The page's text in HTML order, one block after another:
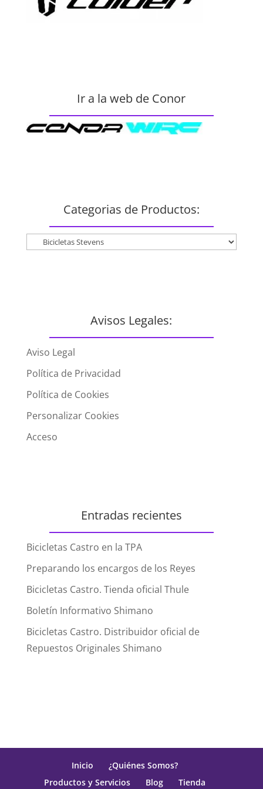
Ir a la web de Conor
Categorias de Productos:
Avisos Legales:
Aviso Legal
Política de Privacidad
Política de Cookies
Personalizar Cookies
Acceso
Entradas recientes
Bicicletas Castro en la TPA
Preparando los encargos de los Reyes
Bicicletas Castro. Tienda oficial Thule
Boletín Informativo Shimano
Bicicletas Castro. Distribuidor oficial de
Repuestos Originales Shimano
Inicio
¿Quiénes Somos?
Productos y Servicios
Blog Tienda